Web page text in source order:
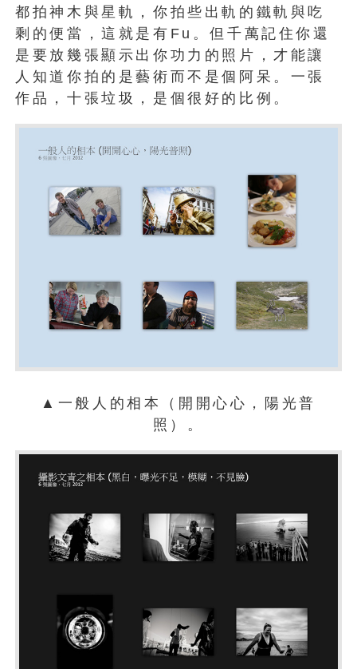
都拍神木與星軌，你拍些出軌的鐵軌與吃
剩的便當，這就是有Fu。但千萬記住你還
是要放幾張顯示出你功力的照片，才能讓
人知道你拍的是藝術而不是個阿呆。一張
作品，十張垃圾，是個很好的比例。
▲一般人的相本（開開心心，陽光普
照）。